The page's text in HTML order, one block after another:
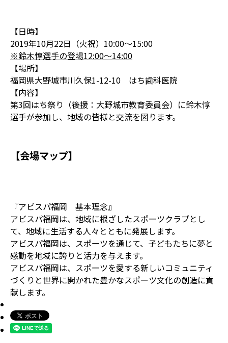
【日時】
2019年10月22日（火祝）10:00～15:00
※鈴木惇選手の登場12:00～14:00
【場所】
福岡県大野城市川久保1-12-10 はち歯科医院
【内容】
第3回はち祭り（後援：大野城市教育委員会）に鈴木惇
選手が参加し、地域の皆様と交流を図ります。
【会場マップ】
『アビスパ福岡 基本理念』
アビスパ福岡は、地域に根ざしたスポーツクラブとし
て、地域に生活する人々とともに発展します。
アビスパ福岡は、スポーツを通じて、子どもたちに夢と
感動を地域に誇りと活力を与えます。
アビスパ福岡は、スポーツを愛する新しいコミュニティ
づくりと世界に開かれた豊かなスポーツ文化の創造に貢
献します。